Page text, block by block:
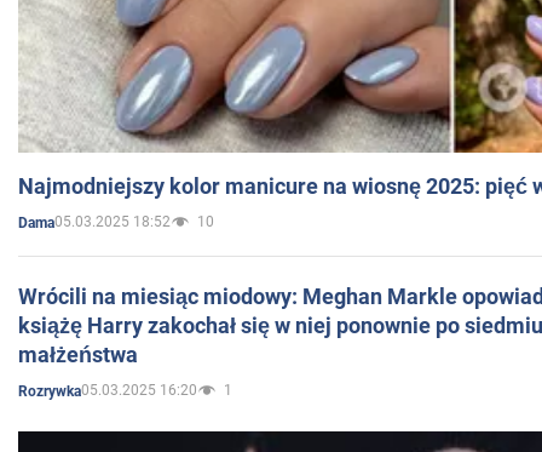
Najmodniejszy kolor manicure na wiosnę 2025: pięć
Dama05.03.2025 18:52 10
Wrócili na miesiąc miodowy: Meghan Markle
książę Harry zakochał się w niej ponownie po
małżeństwa
Rozrywka05.03.2025 16:20 1